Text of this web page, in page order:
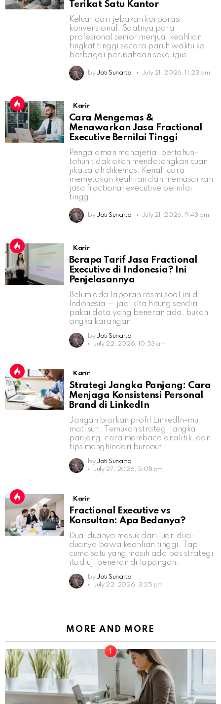
Terikat Satu Kantor
Keluar dari jebakan korporasi
konvensional. Saatnya para
profesional senior menjual keahlian
tingkat tinggi secara paruh waktu ke
berbagai perusahaan sekaligus.
by Jati Sunarto July 21, 2026, 11:23 am
Karir
Cara Mengemas &
Menawarkan Jasa Fractional
Executive Bernilai Tinggi
Pengalaman manajerial bertahun-
tahun tidak akan mendatangkan cuan
jika salah dikemas. Kenali cara
memetakan keahlian dan memasarkan
jasa fractional executive bernilai
tinggi.
by Jati Sunarto July 21, 2026, 9:43 pm
Karir
Berapa Tarif Jasa Fractional
Executive di Indonesia? Ini
Penjelasannya
Belum ada laporan resmi soal ini di
Indonesia — jadi kita hitung sendiri
pakai data yang beneran ada, bukan
angka karangan.
by Jati Sunarto
July 22, 2026, 10:53 am
Karir
Strategi Jangka Panjang: Cara
Menjaga Konsistensi Personal
Brand di LinkedIn
Jangan biarkan profil LinkedIn-mu
mati suri. Temukan strategi jangka
panjang, cara membaca analitik, dan
tips menghindari burnout.
by Jati Sunarto
July 27, 2026, 5:08 pm
Karir
Fractional Executive vs
Konsultan: Apa Bedanya?
Dua-duanya masuk dari luar, dua-
duanya bawa keahlian tinggi. Tapi
cuma satu yang masih ada pas strategi
itu diuji beneran di lapangan.
by Jati Sunarto
July 22, 2026, 3:25 pm
MORE AND MORE